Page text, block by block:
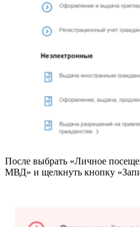
После выбрать «Личное
МВД» и щелкнуть кнопку